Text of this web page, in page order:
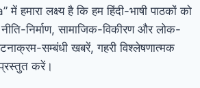
हमारा लक्ष्य है कि हम हिंदी-भाषी पाठकों को
निर्माण, सामाजिक-विकीरण और लोक-
सम्बंधी खबरें, गहरी विश्लेषणात्मक
प्रस्तुत करें।